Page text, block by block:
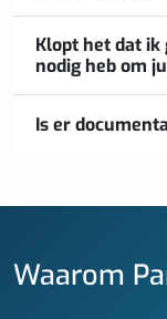
Klopt het dat ik
nodig heb om
Is er
Waarom